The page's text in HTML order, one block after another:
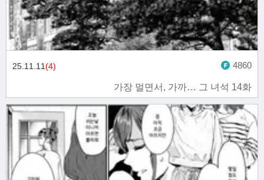
가장 멀면서, 가까… 그 녀석 14화
25.11.11(4) 4860